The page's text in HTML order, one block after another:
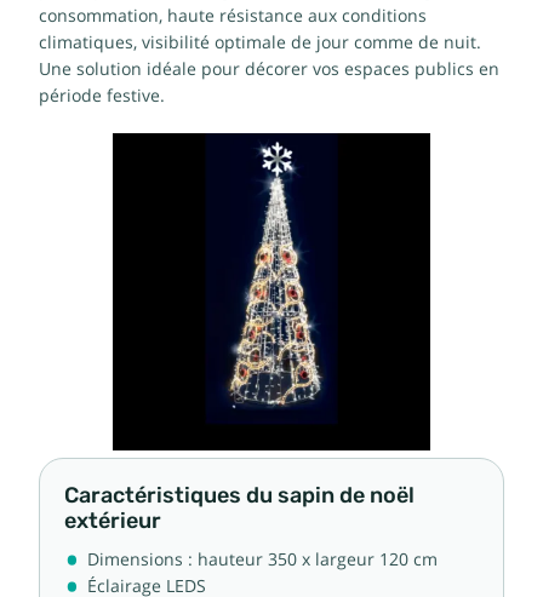
consommation, haute résistance aux conditions
climatiques, visibilité optimale de jour comme de nuit.
Une solution idéale pour décorer vos espaces publics en
période festive.
Caractéristiques du sapin de noël
extérieur
Dimensions : hauteur 350 x largeur 120 cm
Éclairage LEDS